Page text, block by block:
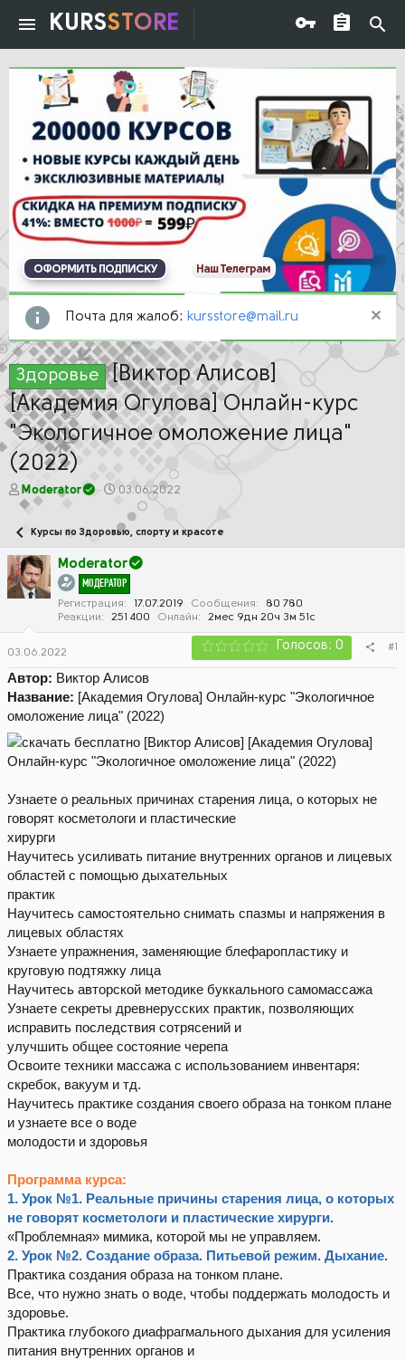
KURSSTORE
ОФОРМИТЬ ПОДПИСКУ Наш Телеграм
Почта для жалоб: kursstore@mail.ru
Здоровье [Виктор Алисов]
[Академия Огулова] Онлайн-курс
"Экологичное омоложение лица"
(2022)
А
в
о
р
т
е
Moderator
Д
т
а
а
ч
а
л
а
03.06.2022
Курсы по Здоровью, спорту и красоте
Moderator
МОДЕРАТОР
Регистрация 17.07.2019 Сообщения
80 780
Реакции
251 400 Онлайн 2мес 9дн 20ч 3м 51с
03.06.2022 Голосов: 0 #1
Автор: Виктор Алисов
Название: [Академия Огулова] Онлайн-курс "Экологичное
омоложение лица" (2022)
Узнаете о реальных причинах старения лица, о которых не
говорят косметологи и пластические
хирурги
Научитесь усиливать питание внутренних органов и лицевых
областей с помощью дыхательных
практик
Научитесь самостоятельно снимать спазмы и напряжения в
лицевых областях
Узнаете упражнения, заменяющие блефаропластику и
круговую подтяжку лица
Научитесь авторской методике буккального самомассажа
Узнаете секреты древнерусских практик, позволяющих
исправить последствия сотрясений и
улучшить общее состояние черепа
Освоите техники массажа с использованием инвентаря:
скребок, вакуум и тд.
Научитесь практике создания своего образа на тонком плане
и узнаете все о воде
молодости и здоровья
Программа курса:
1. Урок №1. Реальные причины старения лица, о которых
не говорят косметологи и пластические хирурги.
«Проблемная» мимика, которой мы не управляем.
2. Урок №2. Создание образа. Питьевой режим. Дыхание.
Практика создания образа на тонком плане.
Все, что нужно знать о воде, чтобы поддержать молодость и
здоровье.
Практика глубокого диафрагмального дыхания для усиления
питания внутренних органов и